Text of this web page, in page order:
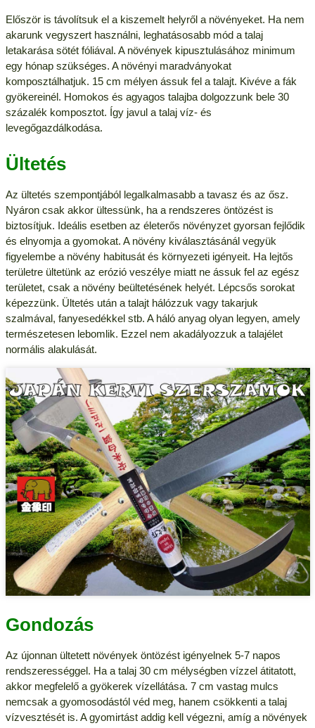
Először is távolítsuk el a kiszemelt helyről a növényeket. Ha nem
akarunk vegyszert használni, leghatásosabb mód a talaj
letakarása sötét fóliával. A növények kipusztulásához minimum
egy hónap szükséges. A növényi maradványokat
komposztálhatjuk. 15 cm mélyen ássuk fel a talajt. Kivéve a fák
gyökereinél. Homokos és agyagos talajba dolgozzunk bele 30
százalék komposztot. Így javul a talaj víz- és
levegőgazdálkodása.
Ültetés
Az ültetés szempontjából legalkalmasabb a tavasz és az ősz.
Nyáron csak akkor ültessünk, ha a rendszeres öntözést is
biztosítjuk. Ideális esetben az életerős növényzet gyorsan fejlődik
és elnyomja a gyomokat. A növény kiválasztásánál vegyük
figyelembe a növény habitusát és környezeti igényeit. Ha lejtős
területre ültetünk az erózió veszélye miatt ne ássuk fel az egész
területet, csak a növény beültetésének helyét. Lépcsős sorokat
képezzünk. Ültetés után a talajt hálózzuk vagy takarjuk
szalmával, fanyesedékkel stb. A háló anyag olyan legyen, amely
természetesen lebomlik. Ezzel nem akadályozzuk a talajélet
normális alakulását.
Gondozás
Az újonnan ültetett növények öntözést igényelnek 5-7 napos
rendszerességgel. Ha a talaj 30 cm mélységben vízzel átitatott,
akkor megfelelő a gyökerek vízellátása. 7 cm vastag mulcs
nemcsak a gyomosodástól véd meg, hanem csökkenti a talaj
vízvesztését is. A gyomirtást addig kell végezni, amíg a növények